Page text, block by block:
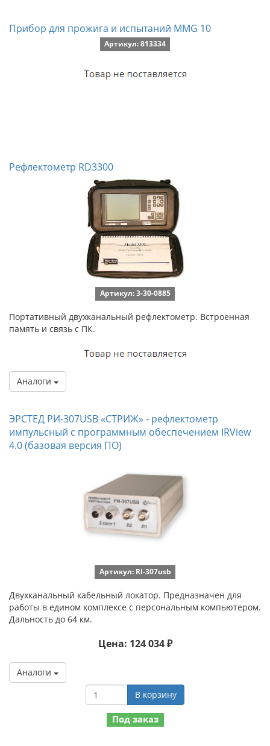
Прибор для прожига и испытаний MMG 10
Артикул: 813334
Рефлектометр RD3300
Артикул: 3-30-0885
Портативный двухканальный рефлектометр. Встроенная
память и связь с ПК.
Аналоги
ЭРСТЕД РИ-307USB «СТРИЖ» - рефлектометр
импульсный с программным обеспечением IRView
4.0 (базовая версия ПО)
Артикул: RI-307usb
Двухканальный кабельный локатор. Предназначен для
работы в едином комплексе с персональным компьютером.
Дальность до 64 км.
Цена: 124 034 ₽
Аналоги
В корзину
Под заказ